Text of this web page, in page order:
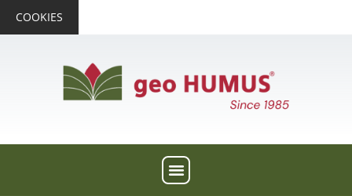
COOKIES